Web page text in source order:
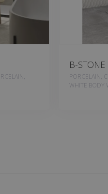
B-STONE
PORCELAIN,
WHITE BODY